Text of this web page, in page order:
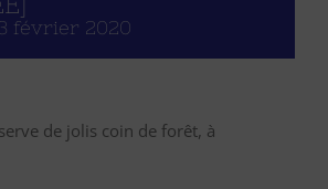
février 2020
de jolis coin de forêt, à